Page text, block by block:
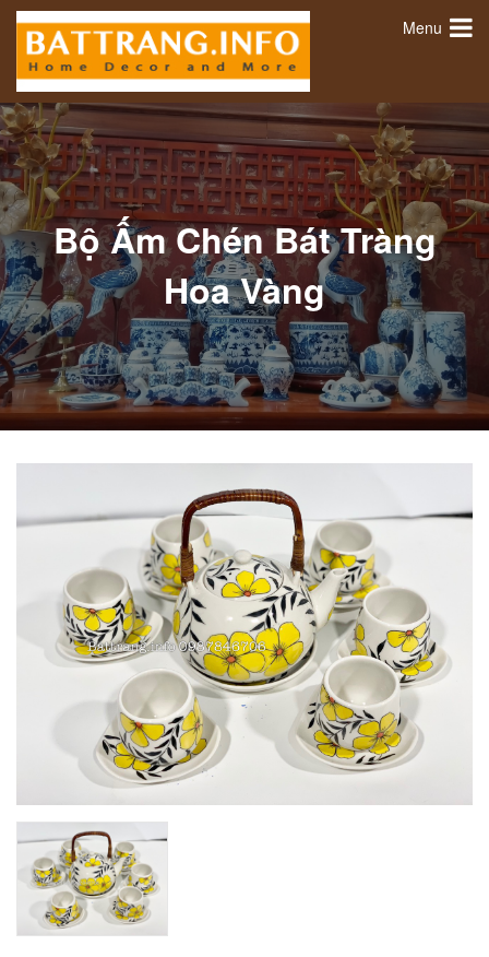
Menu
Bộ Ấm Chén Bát Tràng
Hoa Vàng